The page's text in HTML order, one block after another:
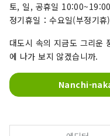
토, 일, 공휴일 10:00~19:00
정기휴일：수요일(부정기휴)
대도시 속의 지금도 그리운
에 나가 보지 않겠습니까.
Nanchi-